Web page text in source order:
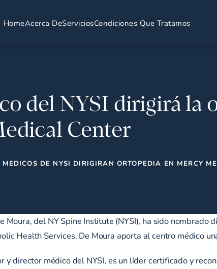
HomeAcerca DeServiciosCondiciones Que Tratamos
del NYSI dirigirá la
Center
MEDICOS DE NYSI DIRIGIRAN ORTOPEDIA EN MERCY
Moura, del NY Spine Institute (NYSI), ha sido
Health Services. De Moura aporta al centro médico
y director médico del NYSI, es un líder certificado y